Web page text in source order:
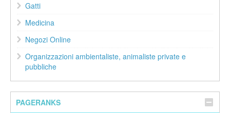
Gatti
Medicina
Negozi Online
Organizzazioni ambientaliste, animaliste private e
pubbliche
PAGERANKS